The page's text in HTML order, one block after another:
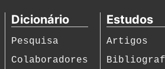
Dicionário
Pesquisa
Colaboradores
Estudos
Artigos